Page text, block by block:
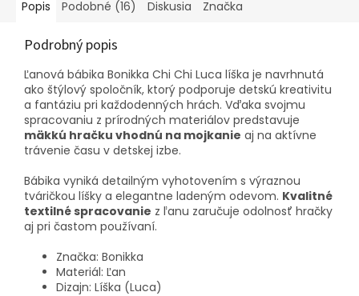
Popis Podobné (16) Diskusia Značka
Podrobný popis
Ľanová bábika Bonikka Chi Chi Luca líška je navrhnutá
ako štýlový spoločník, ktorý podporuje detskú kreativitu
a fantáziu pri každodenných hrách. Vďaka svojmu
spracovaniu z prírodných materiálov predstavuje
mäkkú hračku vhodnú na mojkanie aj na aktívne
trávenie času v detskej izbe.
Bábika vyniká detailným vyhotovením s výraznou
tváričkou líšky a elegantne ladeným odevom. Kvalitné
textilné spracovanie z ľanu zaručuje odolnosť hračky
aj pri častom používaní.
Značka: Bonikka
Materiál: Ľan
Dizajn: Líška (Luca)